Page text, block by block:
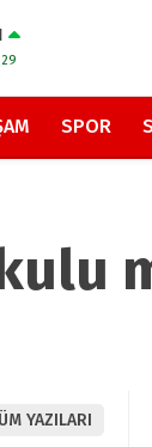
SPOR
YAZILARI